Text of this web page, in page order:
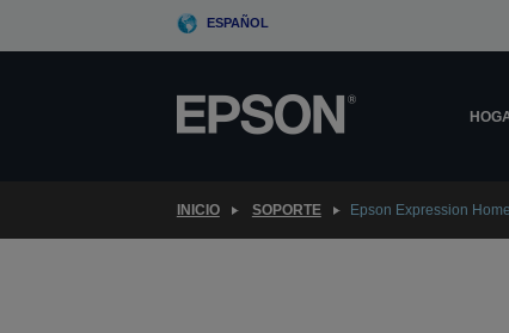
ESPAÑOL
INICIO SOPORTE Epson Expression